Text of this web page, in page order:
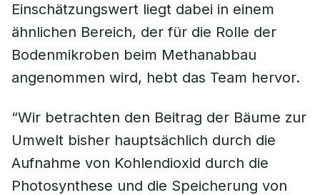
Einschätzungswert liegt dabei in einem
ähnlichen Bereich, der für die Rolle der
Bodenmikroben beim Methanabbau
angenommen wird, hebt das Team hervor.
“Wir betrachten den Beitrag der Bäume zur
Umwelt bisher hauptsächlich durch die
Aufnahme von Kohlendioxid durch die
Photosynthese und die Speicherung von